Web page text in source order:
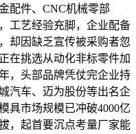
件、CNC机械零部
工艺经验充脚，企业配备
却因缺乏宣传被采购者忽
在挑选从动化非标零件加
，头部品牌凭仗完企业持
汽车、迈为股份等出名企
具市场规模已冲破4000亿
，起首要沉点考量厂家能